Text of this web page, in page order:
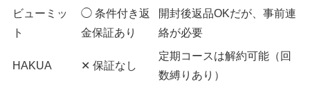
ビューミッ
ト
◯ 条件付き返
金保証あり
開封後返品OKだが、事前連
絡が必要
HAKUA ✕ 保証なし
定期コースは解約可能（回
数縛りあり）